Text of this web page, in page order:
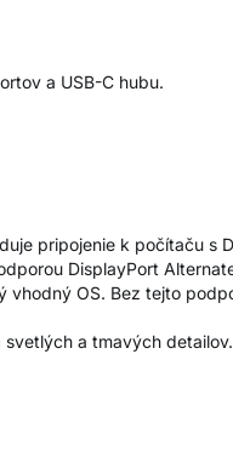
a USB-C hubu.
pripojenie k počítaču s
DisplayPort
vhodný OS. Bez tejto
a tmavých detailov.